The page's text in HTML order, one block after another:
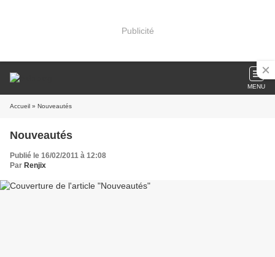
Publicité
MENU
Accueil » Nouveautés
Nouveautés
Publié le 16/02/2011 à 12:08
Par Renjix